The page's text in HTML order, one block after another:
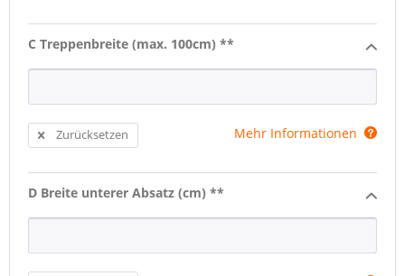
C Treppenbreite (max. 100cm) **
Zurücksetzen Mehr Informationen
D Breite unterer Absatz (cm) **